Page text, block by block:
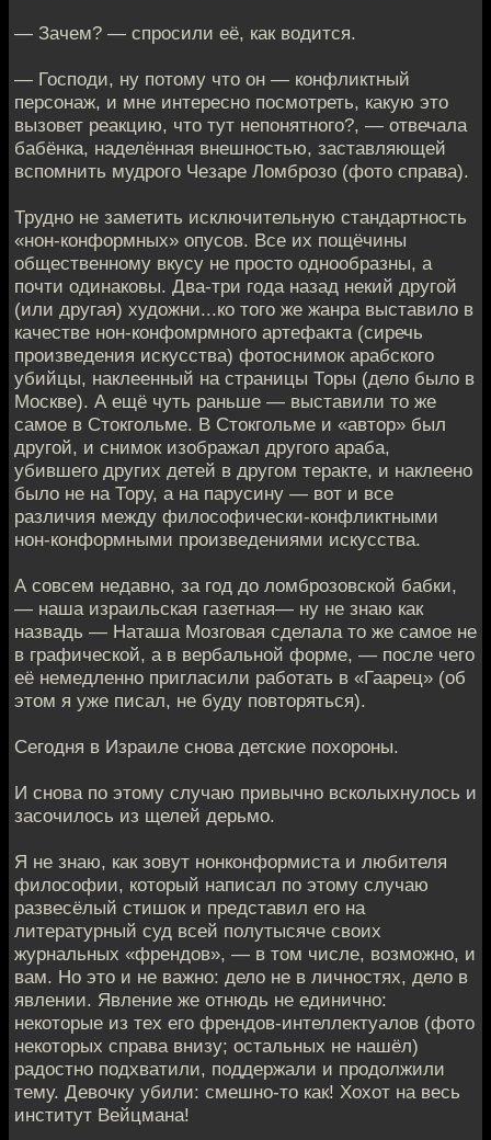
— Зачем? — спросили её, как водится.
— Господи, ну потому что он — конфликтный
персонаж, и мне интересно посмотреть, какую это
вызовет реакцию, что тут непонятного?, — отвечала
бабёнка, наделённая внешностью, заставляющей
вспомнить мудрого Чезаре Ломброзо (фото справа).
Трудно не заметить исключительную стандартность
«нон-конформных» опусов. Все их пощёчины
общественному вкусу не просто однообразны, а
почти одинаковы. Два-три года назад некий другой
(или другая) художни...ко того же жанра выставило в
качестве нон-конфомрмного артефакта (сиречь
произведения искусства) фотоснимок арабского
убийцы, наклеенный на страницы Торы (дело было в
Москве). А ещё чуть раньше — выставили то же
самое в Стокгольме. В Стокгольме и «автор» был
другой, и снимок изображал другого араба,
убившего других детей в другом теракте, и наклеено
было не на Тору, а на парусину — вот и все
различия между философически-конфликтными
нон-конформными произведениями искусства.
А совсем недавно, за год до ломброзовской бабки,
— наша израильская газетная— ну не знаю как
назвадь — Наташа Мозговая сделала то же самое не
в графической, а в вербальной форме, — после чего
её немедленно пригласили работать в «Гаарец» (об
этом я уже писал, не буду повторяться).
Сегодня в Израиле снова детские похороны.
И снова по этому случаю привычно всколыхнулось и
засочилось из щелей дерьмо.
Я не знаю, как зовут нонконформиста и любителя
философии, который написал по этому случаю
развесёлый стишок и представил его на
литературный суд всей полутысяче своих
журнальных «френдов», — в том числе, возможно, и
вам. Но это и не важно: дело не в личностях, дело в
явлении. Явление же отнюдь не единично:
некоторые из тех его френдов-интеллектуалов (фото
некоторых справа внизу; остальных не нашёл)
радостно подхватили, поддержали и продолжили
тему. Девочку убили: смешно-то как! Хохот на весь
институт Вейцмана!